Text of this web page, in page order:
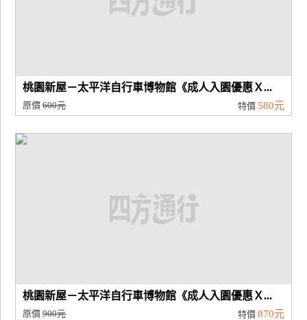
桃園新屋－太平洋自行車博物館《成人入園優惠Ｘ...
原價600元 特價 580元
桃園新屋－太平洋自行車博物館《成人入園優惠Ｘ...
原價900元 特價 870元